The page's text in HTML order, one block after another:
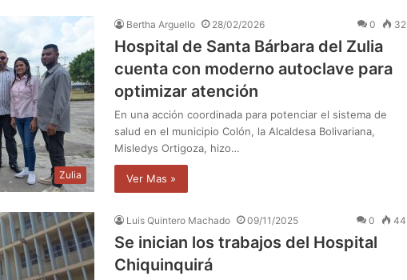
Zulia
Bertha Arguello 28/02/2026 0 32
Hospital de Santa Bárbara del Zulia
cuenta con moderno autoclave para
optimizar atención
En una acción coordinada para potenciar el sistema de
salud en el municipio Colón, la Alcaldesa Bolivariana,
Misledys Ortigoza, hizo…
Ver Mas »
Luis Quintero Machado 09/11/2025 0 44
Se inician los trabajos del Hospital
Chiquinquirá